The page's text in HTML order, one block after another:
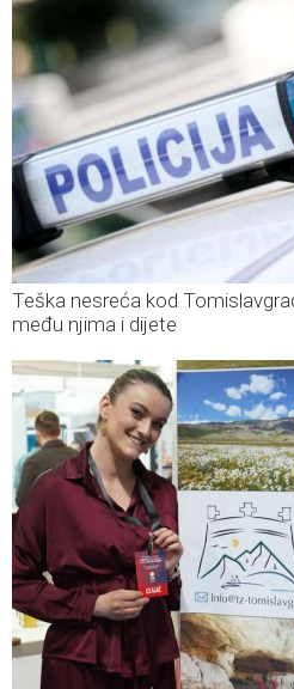
Teška nesreća kod
među njima i dijete